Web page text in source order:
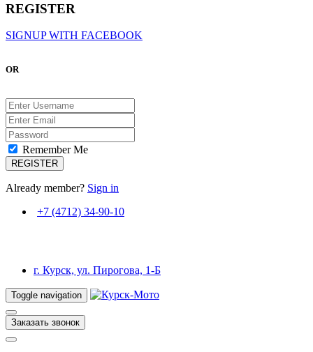
REGISTER
SIGNUP WITH FACEBOOK
OR
Remember Me
Already member? Sign in
+7 (4712) 34-90-10
г. Курск, ул. Пирогова, 1-Б
Toggle navigation
Заказать звонок